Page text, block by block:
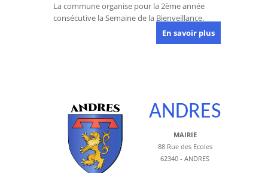
La commune organise pour la 2ème année
consécutive la Semaine de la Bienveillance.
En savoir plus
ANDRES
MAIRIE
88 Rue des Ecoles
62340 - ANDRES